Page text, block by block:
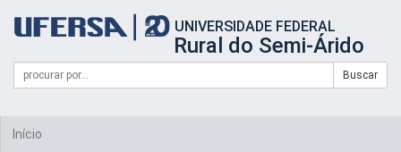
portal
UFERSA
UNIVERSIDADE FEDERAL
Rural do Semi-Árido
Formulário
Busca
Campo
de
Buscar
Início